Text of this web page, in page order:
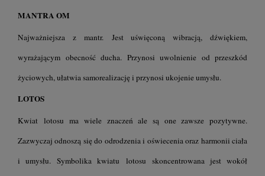
MANTRA OM
Najważniejsza z mantr. Jest uświęconą wibracją, dźwiękiem,
wyrażającym obecność ducha. Przynosi uwolnienie od przeszkód
życiowych, ułatwia samorealizację i przynosi ukojenie umysłu.
LOTOS
Kwiat lotosu ma wiele znaczeń ale są one zawsze pozytywne.
Zazwyczaj odnoszą się do odrodzenia i oświecenia oraz harmonii ciała
i umysłu. Symbolika kwiatu lotosu skoncentrowana jest wokół